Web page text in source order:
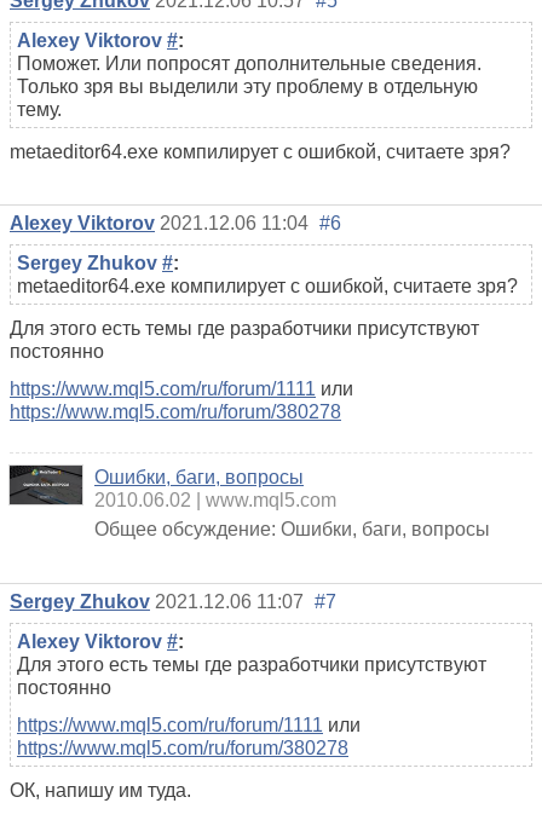
Alexey Viktorov #:
Поможет. Или попросят дополнительные сведения.
Только зря вы выделили эту проблему в отдельную
тему.
metaeditor64.exe компилирует с ошибкой, считаете зря?
Alexey Viktorov 2021.12.06 11:04 #6
Sergey Zhukov #:
metaeditor64.exe компилирует с ошибкой, считаете зря?
Для этого есть темы где разработчики присутствуют
постоянно
https://www.mql5.com/ru/forum/1111 или
https://www.mql5.com/ru/forum/380278
Ошибки, баги, вопросы
2010.06.02
www.mql5.com
Общее обсуждение: Ошибки, баги, вопросы
Sergey Zhukov 2021.12.06 11:07 #7
Alexey Viktorov #:
Для этого есть темы где разработчики присутствуют
постоянно
https://www.mql5.com/ru/forum/1111 или
https://www.mql5.com/ru/forum/380278
ОК, напишу им туда.